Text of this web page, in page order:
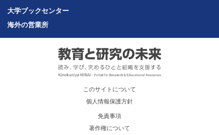
大学ブックセンター
海外の営業所
このサイトについて
個人情報保護方針
免責事項
著作権について